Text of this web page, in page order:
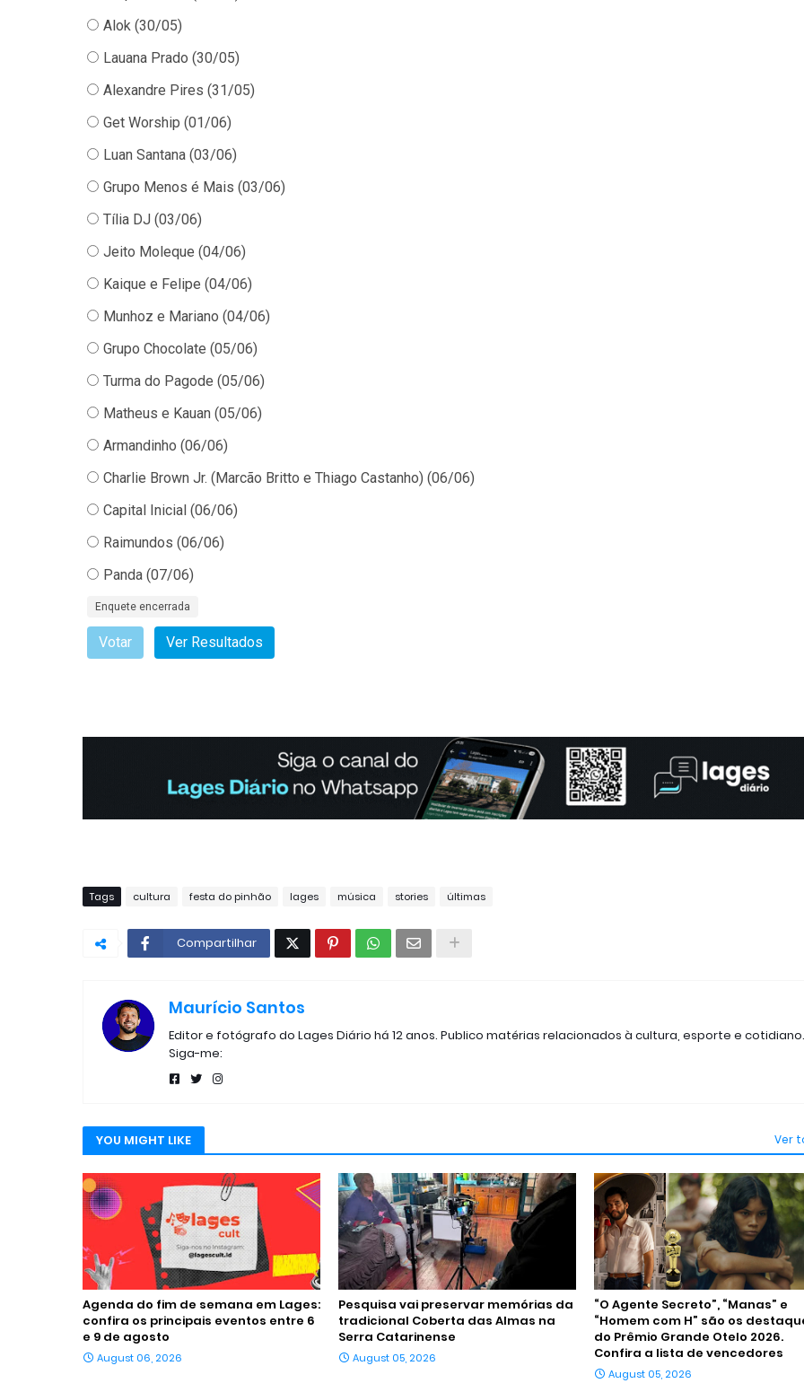
Tags cultura festa do pinhão lages música stories últimas
Compartilhar
Maurício Santos
Editor e fotógrafo do Lages Diário há 12 anos. Publico matérias relacionados à cultura, esporte e cotidiano.
Siga-me:
YOU MIGHT LIKE Ver
Agenda do fim de semana em Lages:
confira os principais eventos entre 6
e 9 de agosto
August 06, 2026
Pesquisa vai preservar memórias da
tradicional Coberta das Almas na
Serra Catarinense
August 05, 2026
“O Agente Secreto”, “Manas” e
“Homem com H” são os
do Prêmio Grande Otelo 2026.
Confira a lista de vencedores
August 05, 2026